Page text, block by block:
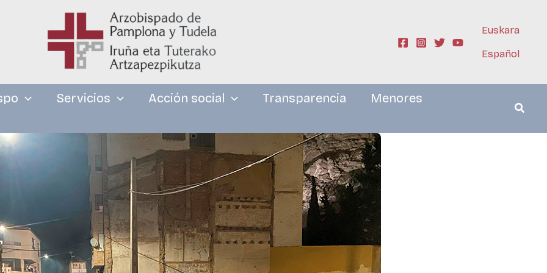
Euskara
Español
Servicios Acción social Transparencia
Menores